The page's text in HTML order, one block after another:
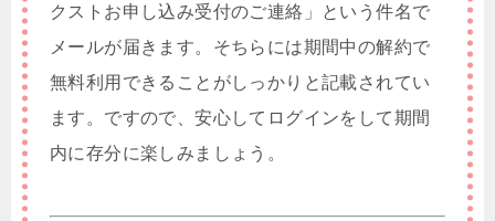
クストお申し込み受付のご連絡」という件名で
メールが届きます。そちらには期間中の解約で
無料利用できることがしっかりと記載されてい
ます。ですので、安心してログインをして期間
内に存分に楽しみましょう。